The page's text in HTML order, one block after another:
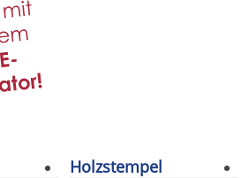
Holzstempel